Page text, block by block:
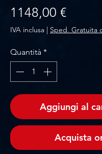
1148,00 €Prezzo
IVA inclusa | Sped. Gratuita
Quantità *
Aggiungi al
Acquista